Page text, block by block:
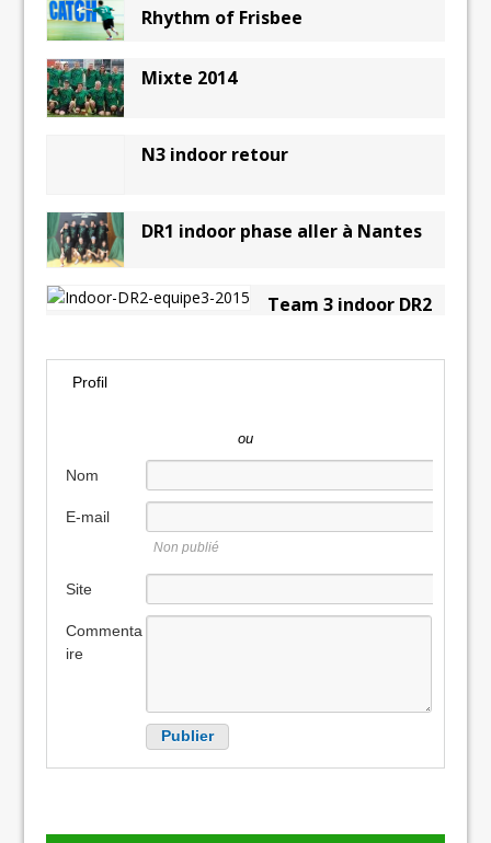
Rhythm of Frisbee
Mixte 2014
N3 indoor retour
DR1 indoor phase aller à Nantes
Team 3 indoor DR2
Profil
ou
Nom
E-mail
Non publié
Site
Commenta
ire